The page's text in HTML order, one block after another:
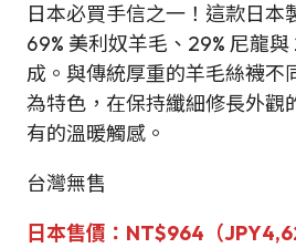
日本必買手信之一！這款日本
69% 美利奴羊毛、29% 尼龍與
成。與傳統厚重的羊毛絲襪不
為特色，在保持纖細修長外觀
有的溫暖觸感。
台灣無售
日本售價：NT$964（